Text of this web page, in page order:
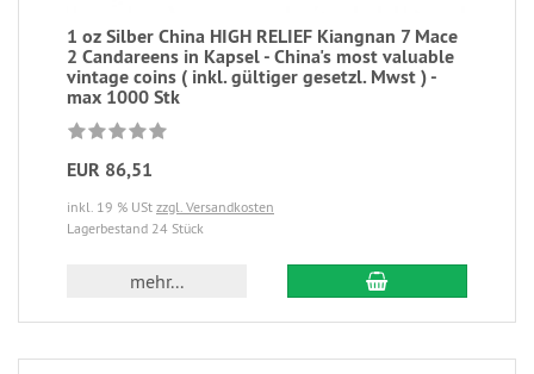
1 oz Silber China HIGH RELIEF Kiangnan 7 Mace
2 Candareens in Kapsel - China's most valuable
vintage coins ( inkl. gültiger gesetzl. Mwst ) -
max 1000 Stk
EUR 86,51
inkl. 19 % USt zzgl. Versandkosten
Lagerbestand 24 Stück
mehr...